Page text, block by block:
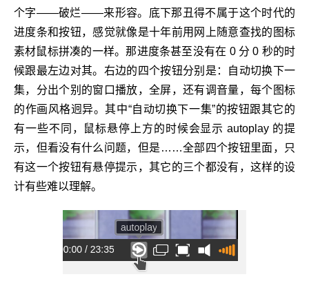
个字——破烂——来形容。底下那丑得不属于这个时代的
进度条和按钮，感觉就像是十年前用网上随意查找的图标
素材鼠标拼凑的一样。那进度条甚至没有在 0 分 0 秒的时
候跟最左边对其。右边的四个按钮分别是：自动切换下一
集，分出个别的窗口播放，全屏，还有调音量，每个图标
的作画风格迥异。其中“自动切换下一集”的按钮跟其它的
有一些不同，鼠标悬停上方的时候会显示 autoplay 的提
示，但看没有什么问题，但是……全部四个按钮里面，只
有这一个按钮有悬停提示，其它的三个都没有，这样的设
计有些难以理解。